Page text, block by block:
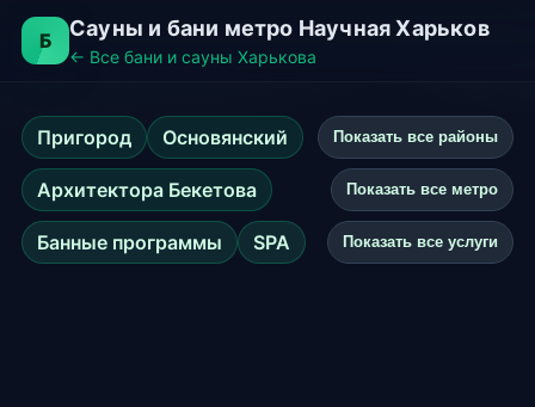
Б Сауны и бани метро Научная Харьков
← Все бани и сауны Харькова
Пригород Основянский Показать все районы
Архитектора Бекетова Показать все метро
Банные программы SPA Показать все услуги